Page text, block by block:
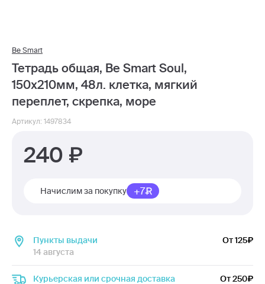
Be Smart
Тетрадь общая, Be Smart Soul,
150х210мм, 48л. клетка, мягкий
переплет, скрепка, море
Артикул: 1497834
240
Начислим за покупку +7
Пункты выдачи
14 августа
От 125
Курьерская или срочная доставка
От 250